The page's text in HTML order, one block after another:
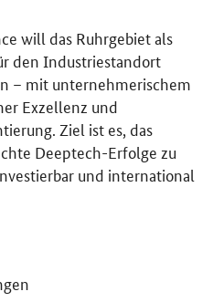
will das Ruhrgebiet als
den Industriestandort
– mit unternehmerischem
Exzellenz und
Ziel ist es, das
Deeptech-Erfolge zu
und international